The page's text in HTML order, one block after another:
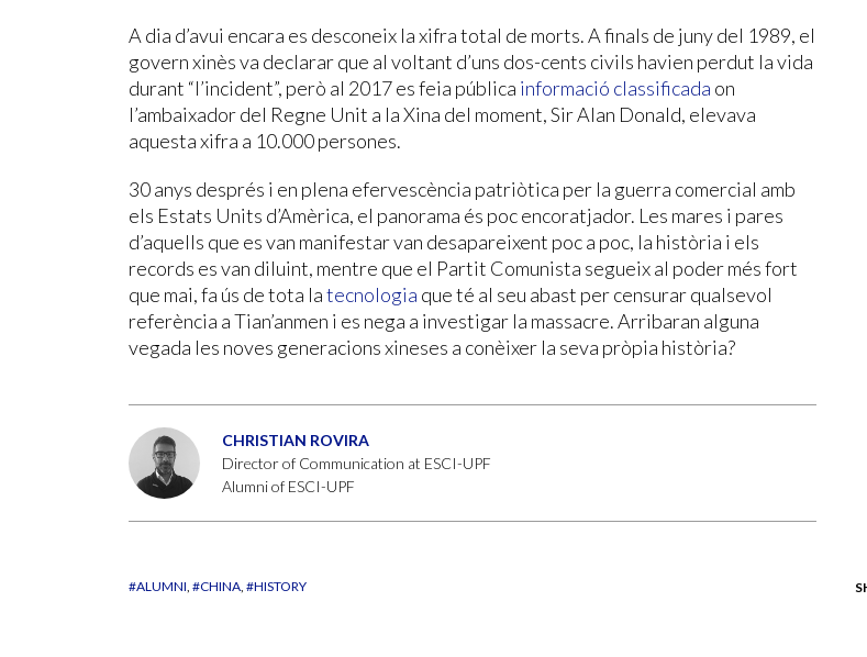
A dia d’avui encara es desconeix la xifra total de morts. A finals de juny del 1989, el
govern xinès va declarar que al voltant d’uns dos-cents civils havien perdut la vida
durant “l’incident”, però al 2017 es feia pública informació classificada on
l’ambaixador del Regne Unit a la Xina del moment, Sir Alan Donald, elevava
aquesta xifra a 10.000 persones.
30 anys després i en plena efervescència patriòtica per la guerra comercial amb
els Estats Units d’Amèrica, el panorama és poc encoratjador. Les mares i pares
d’aquells que es van manifestar van desapareixent poc a poc, la història i els
records es van diluint, mentre que el Partit Comunista segueix al poder més fort
que mai, fa ús de tota latecnologia que té al seu abast per censurar qualsevol
referència a Tian’anmen i es nega a investigar la massacre. Arribaran alguna
vegada les noves generacions xineses a conèixer la seva pròpia història?
CHRISTIAN ROVIRA
Director of Communication at ESCI-UPF
Alumni of ESCI-UPF
#ALUMNI #CHINA #HISTORY